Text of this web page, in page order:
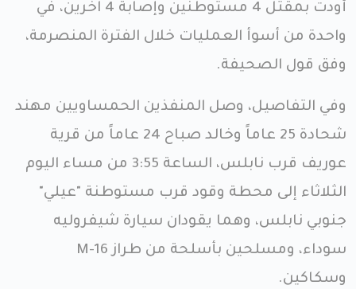
أودت بمقتل 4 مستوطنين وإصابة 4 آخرين، في
واحدة من أسوأ العمليات خلال الفترة المنصرمة،
وفق قول الصحيفة.
وفي التفاصيل، وصل المنفذين الحمساويين مهند
شحادة 25 عاماً وخالد صباح 24 عاماً من قرية
عوريف قرب نابلس، الساعة 3:55 من مساء اليوم
الثلاثاء إلى محطة وقود قرب مستوطنة "عيلي"
جنوبي نابلس، وهما يقودان سيارة شيفروليه
سوداء، ومسلحين بأسلحة من طراز M-16
وسكاكين.